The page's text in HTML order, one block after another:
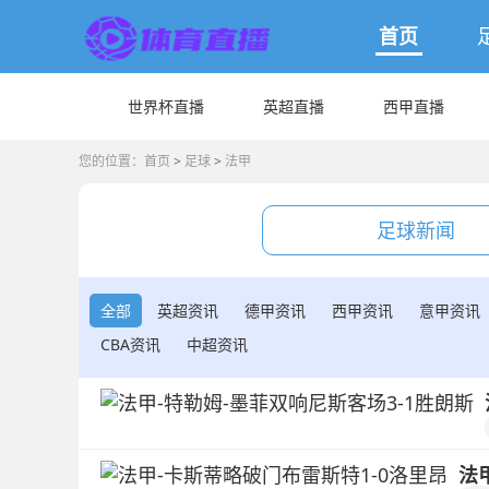
首页
世界杯直播 英超直播 西甲直播
您的位置： 首页 > 足球> 法甲
足球新闻
全部 英超资讯 德甲资讯 西甲资讯
意甲资讯
CBA资讯
中超资讯
法